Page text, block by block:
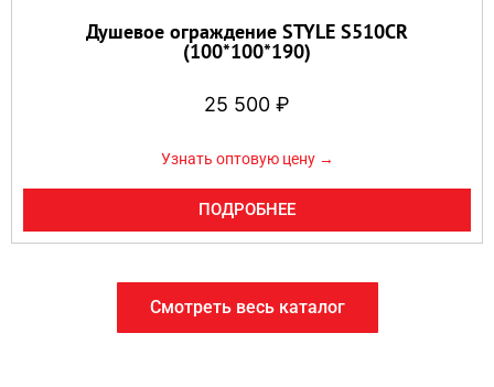
Душевое ограждение STYLE S510CR
(100*100*190)
25 500 ₽
Узнать оптовую цену →
ПОДРОБНЕЕ
Смотреть весь каталог